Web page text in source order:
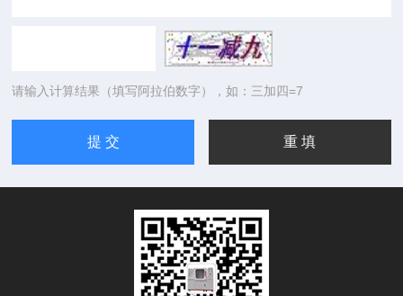
请输入计算结果（填写阿拉伯数字），如：三加四=7